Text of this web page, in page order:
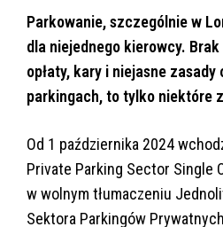
Parkowanie, szczególnie w
dla niejednego kierowcy.
opłaty, kary i niejasne
parkingach, to tylko niektóre
Od 1 października 2024
Private Parking Sector Single
w wolnym tłumaczeniu
Sektora Parkingów